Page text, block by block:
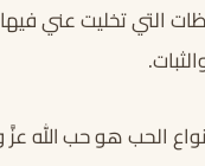
التي تخليت عني
الحب هو حب الله